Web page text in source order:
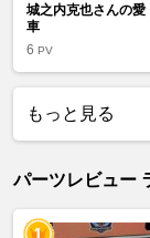
城之内克也さんの愛
車
6 PV
もっと見る
パーツレビュー